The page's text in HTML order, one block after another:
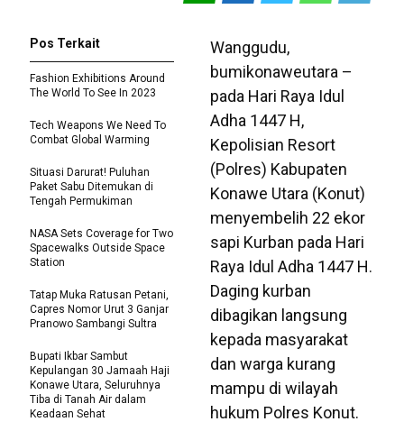
Wanggudu,
bumikonaweutara –
pada Hari Raya Idul
Adha 1447 H,
Kepolisian Resort
(Polres) Kabupaten
Konawe Utara (Konut)
menyembelih 22 ekor
sapi Kurban pada Hari
Raya Idul Adha 1447 H.
Daging kurban
dibagikan langsung
kepada masyarakat
dan warga kurang
mampu di wilayah
hukum Polres Konut.
Pos Terkait
Fashion Exhibitions Around
The World To See In 2023
Tech Weapons We Need To
Combat Global Warming
Situasi Darurat! Puluhan
Paket Sabu Ditemukan di
Tengah Permukiman
NASA Sets Coverage for Two
Spacewalks Outside Space
Station
Tatap Muka Ratusan Petani,
Capres Nomor Urut 3 Ganjar
Pranowo Sambangi Sultra
Bupati Ikbar Sambut
Kepulangan 30 Jamaah Haji
Konawe Utara, Seluruhnya
Tiba di Tanah Air dalam
Keadaan Sehat